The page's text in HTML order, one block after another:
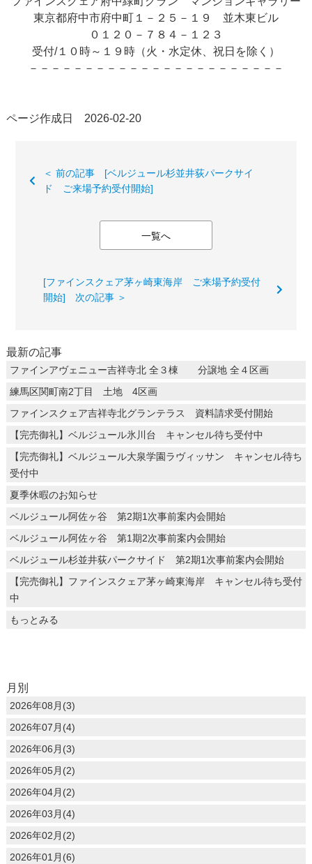
東京都府中市府中町１－２５－１９ 並木東ビル
０１２０－７８４－１２３
受付/１０時～１９時（火・水定休、祝日を除く）
－－－－－－－－－－－－－－－－－－－－－－－
ページ作成日 2026-02-20
＜ 前の記事 [ベルジュール杉並井荻パークサイ
ド ご来場予約受付開始]
一覧へ
[ファインスクェア茅ヶ崎東海岸 ご来場予約受付
開始] 次の記事 ＞
最新の記事
ファインアヴェニュー吉祥寺北 全３棟 分譲地 全４区画
練馬区関町南2丁目 土地 4区画
ファインスクェア吉祥寺北グランテラス 資料請求受付開始
【完売御礼】ベルジュール氷川台 キャンセル待ち受付中
【完売御礼】ベルジュール大泉学園ラヴィッサン キャンセル待ち
受付中
夏季休暇のお知らせ
ベルジュール阿佐ヶ谷 第2期1次事前案内会開始
ベルジュール阿佐ヶ谷 第1期2次事前案内会開始
ベルジュール杉並井荻パークサイド 第2期1次事前案内会開始
【完売御礼】ファインスクェア茅ヶ崎東海岸 キャンセル待ち受付
中
もっとみる
月別
2026年08月(3)
2026年07月(4)
2026年06月(3)
2026年05月(2)
2026年04月(2)
2026年03月(4)
2026年02月(2)
2026年01月(6)